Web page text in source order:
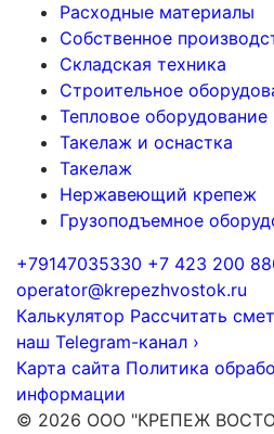
Расходные материалы
Собственное
Складская техника
Строительное
Тепловое оборудование
Такелаж и оснастка
Такелаж
Нержавеющий крепеж
Грузоподъемное
+79147035330 +7 423 200
operator@krepezhvostok.ru
Калькулятор Рассчитать
наш Telegram-канал ›
Карта сайта Политика
информации
© 2026 ООО "КРЕПЕЖ